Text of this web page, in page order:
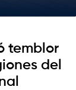
temblor
del